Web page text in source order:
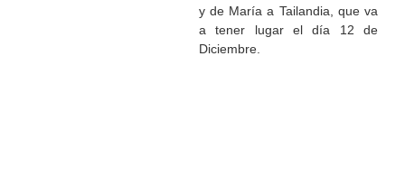
y de María a Tailandia, que va
a tener lugar el día 12 de
Diciembre.